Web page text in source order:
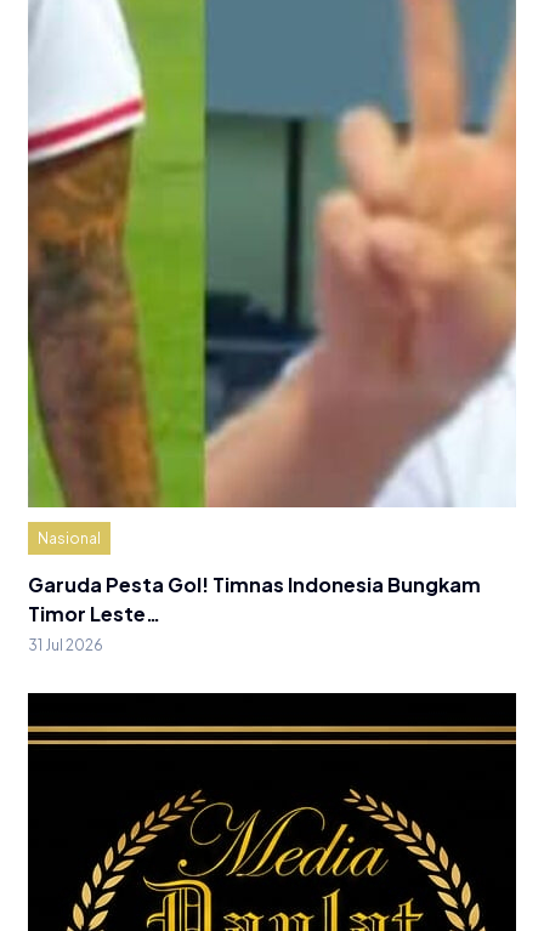
Nasional
Garuda Pesta Gol! Timnas Indonesia Bungkam
Timor Leste…
31 Jul 2026